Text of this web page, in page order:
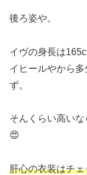
後ろ姿や。
イヴの身長は
イヒールやから
ず。
そんくらい高い
😍
肝心の衣装はチ